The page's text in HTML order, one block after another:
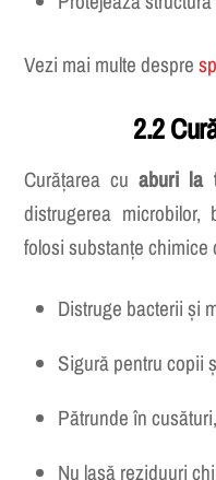
Protejează
Vezi mai multe despre
2.2
Curățarea cu aburi la
distrugerea
folosi substanțe
Distruge bacterii și
Sigură pentru copii
Pătrunde în